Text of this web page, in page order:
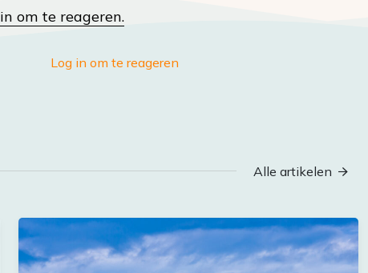
om te reageren.
Log in om te reageren
Alle artikelen